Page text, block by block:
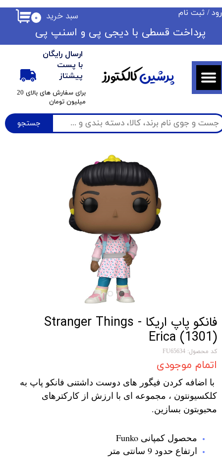
جستجو
ارسال رایگان
با پست
پیشتاز
​برای سفارش های بالای 20
میلیون تومان
۰ سبد خرید / ثبت نام
حساب کاربری من
تغییر گذر واژه
سفارشات
خروج از حساب کاربری
​​پرداخت قسطی با دیجی پی ​​​​​​​و اسنپ پی
پرشینکالکتورز
فانکو پاپ اریکا Stranger Things -
Erica (1301)
کد محصول: FU65634
اتمام موجودی
با اضافه کردن فیگور های دوست داشتنی فانکو پاپ به
کلکسیونتون ، مجموعه ای با ارزش از کارکترهای
محبوبتون بسازین.
محصول کمپانی Funko
ارتفاع حدود 9 سانتی متر